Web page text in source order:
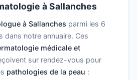
à Sallanches
à Sallanches parmi les 6
dans notre annuaire. Ces
médicale et
sur rendez-vous pour
pathologies de la peau :